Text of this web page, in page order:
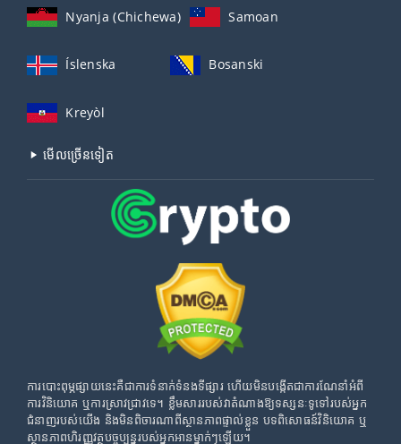
Nyanja (Chichewa) Samoan
Íslenska Bosanski
Kreyòl
មើល​ច្រើន​ទៀត
ការបោះពុម្ភផ្សាយនេះគឺជាការទំនាក់ទំនងទីផ្សារ ហើយមិនបង្កើតជាការណែនាំអំពី
ការវិនិយោគ ឬការស្រាវជ្រាវទេ។ ខ្លឹមសាររបស់វាតំណាងឱ្យទស្សនៈទូទៅរបស់អ្នក
ជំនាញរបស់យើង និងមិនពិចារណាពីស្ថានភាពផ្ទាល់ខ្លួន បទពិសោធន៍វិនិយោគ ឬ
ស្ថានភាពហិរញ្ញវត្ថុបច្ចុប្បន្នរបស់អ្នកអានម្នាក់ៗឡើយ។